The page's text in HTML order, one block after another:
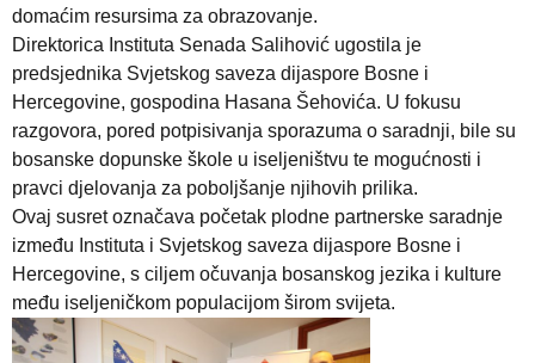
domaćim resursima za obrazovanje.
Direktorica Instituta Senada Salihović ugostila je
predsjednika Svjetskog saveza dijaspore Bosne i
Hercegovine, gospodina Hasana Šehovića. U fokusu
razgovora, pored potpisivanja sporazuma o saradnji, bile su
bosanske dopunske škole u iseljeništvu te mogućnosti i
pravci djelovanja za poboljšanje njihovih prilika.
Ovaj susret označava početak plodne partnerske saradnje
između Instituta i Svjetskog saveza dijaspore Bosne i
Hercegovine, s ciljem očuvanja bosanskog jezika i kulture
među iseljeničkom populacijom širom svijeta.